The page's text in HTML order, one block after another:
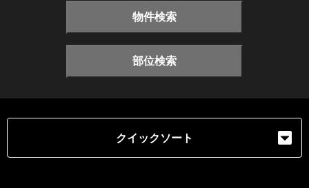
物件検索
部位検索
クイックソート